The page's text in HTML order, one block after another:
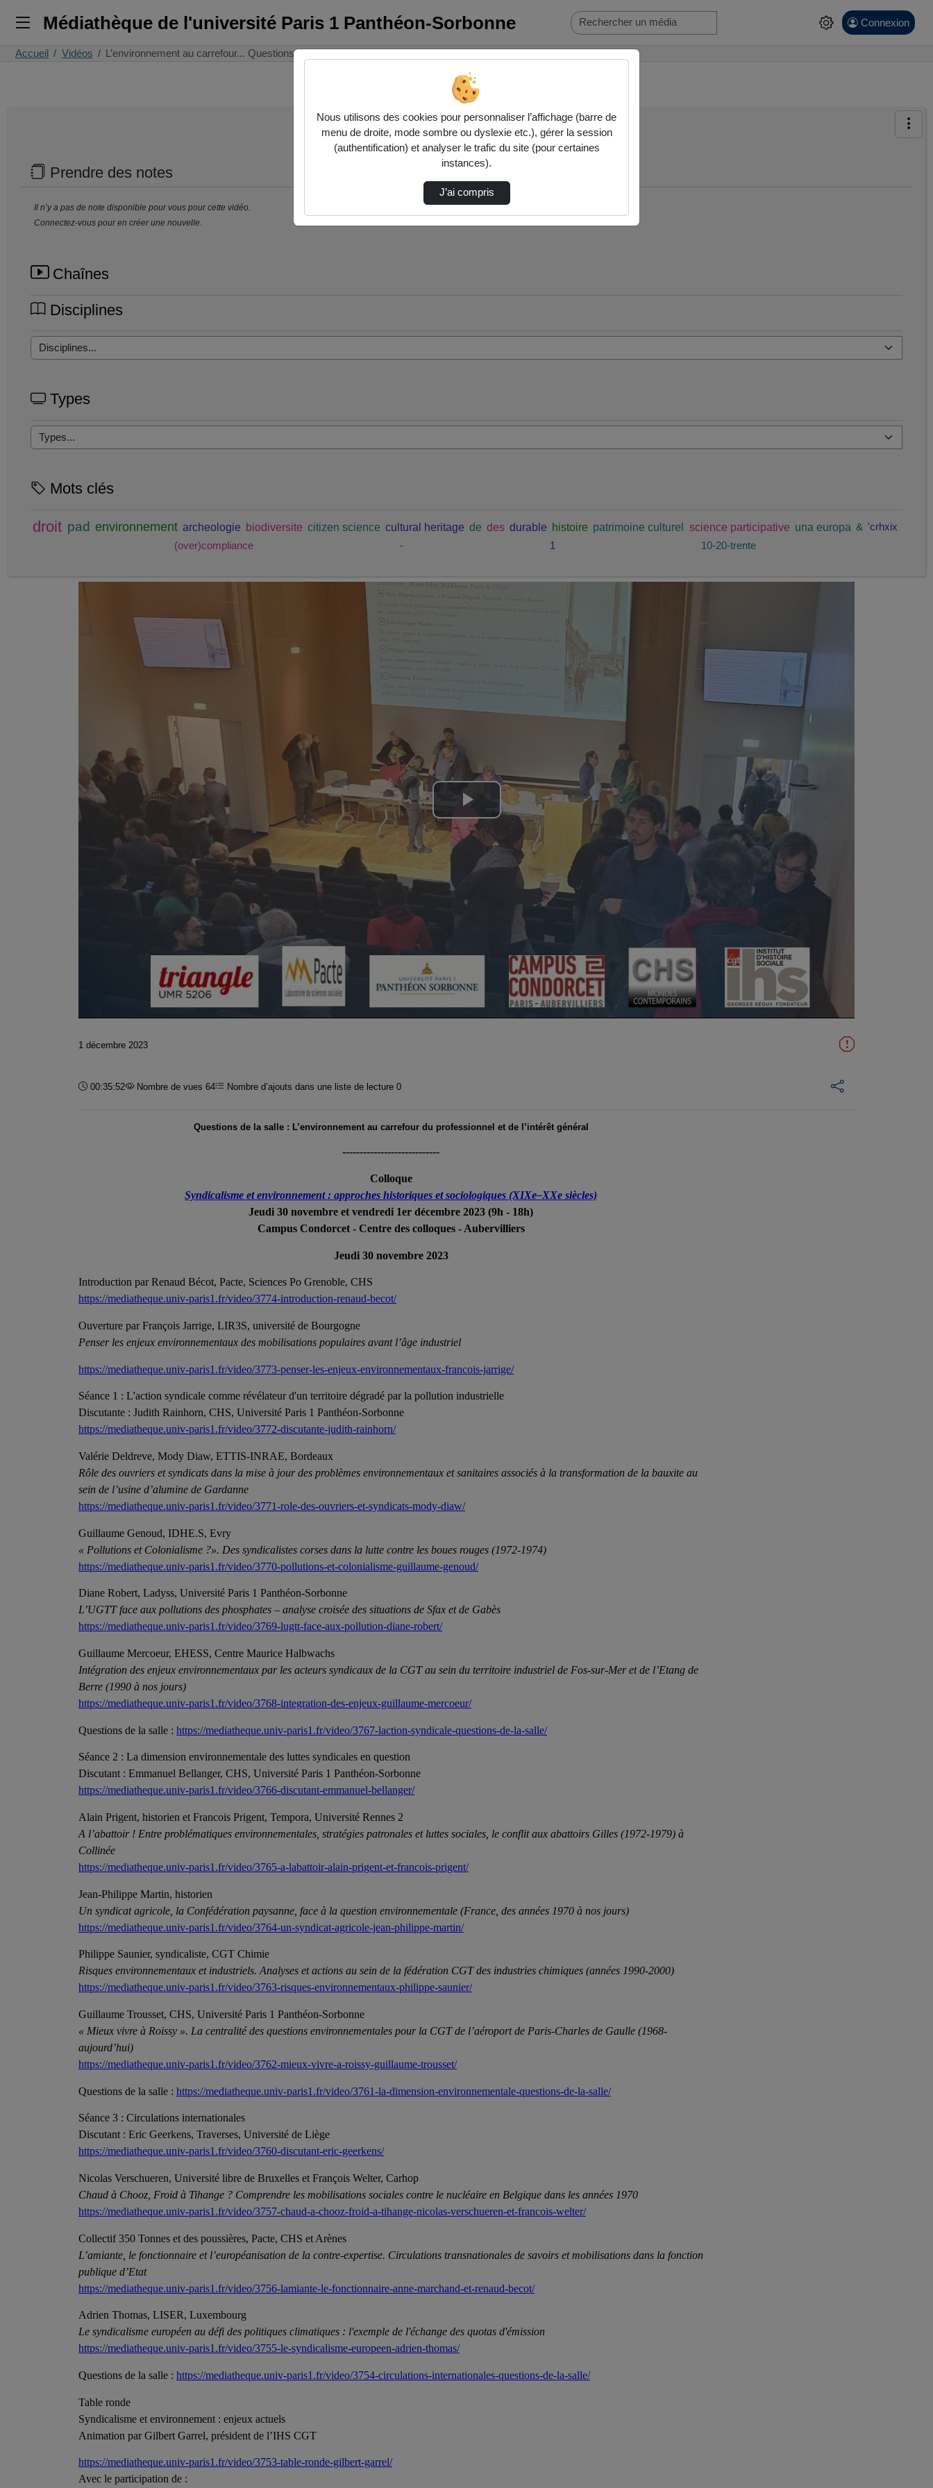
Médiathèque de l'université Paris 1 Panthéon-Sorbonne Connexion
Accueil Vidéos L’environnement au carrefour... Questions de…
Prendre des notes
Il n’y a pas de note disponible pour vous pour cette vidéo.
Connectez-vous pour en créer une nouvelle.
Chaînes
Disciplines
Types
Mots clés
droit pad environnement archeologie biodiversite citizen science cultural heritage de des durable histoire patrimoine culturel science participative una europa & 'crhxix
(over)compliance
- 1 10-20-trente
Lire
la
1 décembre 2023
Durée :
00:35:52 Nombre de vues 64 Nombre d’ajouts dans une liste de lecture 0
Questions de la salle : L’environnement au carrefour du professionnel et de l’intérêt général
----------------------------
Colloque
Syndicalisme et environnement : approches historiques et sociologiques (XIXe–XXe siècles)
Jeudi 30 novembre et vendredi 1er décembre 2023 (9h - 18h)
Campus Condorcet - Centre des colloques - Aubervilliers
Jeudi 30 novembre 2023
Introduction par Renaud Bécot, Pacte, Sciences Po Grenoble, CHS
https://mediatheque.univ-paris1.fr/video/3774-introduction-renaud-becot/
Ouverture par François Jarrige, LIR3S, université de Bourgogne
Penser les enjeux environnementaux des mobilisations populaires avant l’âge industriel
https://mediatheque.univ-paris1.fr/video/3773-penser-les-enjeux-environnementaux-francois-jarrige/
Séance 1 : L'action syndicale comme révélateur d'un territoire dégradé par la pollution industrielle
Discutante : Judith Rainhorn, CHS, Université Paris 1 Panthéon-Sorbonne
https://mediatheque.univ-paris1.fr/video/3772-discutante-judith-rainhorn/
Valérie Deldreve, Mody Diaw, ETTIS-INRAE, Bordeaux
Rôle des ouvriers et syndicats dans la mise à jour des problèmes environnementaux et sanitaires associés à la transformation de la bauxite au
sein de l’usine d’alumine de Gardanne
https://mediatheque.univ-paris1.fr/video/3771-role-des-ouvriers-et-syndicats-mody-diaw/
Guillaume Genoud, IDHE.S, Evry
« Pollutions et Colonialisme ?». Des syndicalistes corses dans la lutte contre les boues rouges (1972-1974)
https://mediatheque.univ-paris1.fr/video/3770-pollutions-et-colonialisme-guillaume-genoud/
Diane Robert, Ladyss, Université Paris 1 Panthéon-Sorbonne
L’UGTT face aux pollutions des phosphates – analyse croisée des situations de Sfax et de Gabès
https://mediatheque.univ-paris1.fr/video/3769-lugtt-face-aux-pollution-diane-robert/
Guillaume Mercoeur, EHESS, Centre Maurice Halbwachs
Intégration des enjeux environnementaux par les acteurs syndicaux de la CGT au sein du territoire industriel de Fos-sur-Mer et de l’Etang de
Berre (1990 à nos jours)
https://mediatheque.univ-paris1.fr/video/3768-integration-des-enjeux-guillaume-mercoeur/
Questions de la salle : https://mediatheque.univ-paris1.fr/video/3767-laction-syndicale-questions-de-la-salle/
Séance 2 : La dimension environnementale des luttes syndicales en question
Discutant : Emmanuel Bellanger, CHS, Université Paris 1 Panthéon-Sorbonne
https://mediatheque.univ-paris1.fr/video/3766-discutant-emmanuel-bellanger/
Alain Prigent, historien et Francois Prigent, Tempora, Université Rennes 2
A l’abattoir ! Entre problématiques environnementales, stratégies patronales et luttes sociales, le conflit aux abattoirs Gilles (1972-1979) à
Collinée
https://mediatheque.univ-paris1.fr/video/3765-a-labattoir-alain-prigent-et-francois-prigent/
Jean-Philippe Martin, historien
Un syndicat agricole, la Confédération paysanne, face à la question environnementale (France, des années 1970 à nos jours)
https://mediatheque.univ-paris1.fr/video/3764-un-syndicat-agricole-jean-philippe-martin/
Philippe Saunier, syndicaliste, CGT Chimie
Risques environnementaux et industriels. Analyses et actions au sein de la fédération CGT des industries chimiques (années 1990-2000)
https://mediatheque.univ-paris1.fr/video/3763-risques-environnementaux-philippe-saunier/
Guillaume Trousset, CHS, Université Paris 1 Panthéon-Sorbonne
« Mieux vivre à Roissy ». La centralité des questions environnementales pour la CGT de l’aéroport de Paris-Charles de Gaulle (1968-
aujourd’hui)
https://mediatheque.univ-paris1.fr/video/3762-mieux-vivre-a-roissy-guillaume-trousset/
Questions de la salle : https://mediatheque.univ-paris1.fr/video/3761-la-dimension-environnementale-questions-de-la-salle/
Séance 3 : Circulations internationales
Discutant : Eric Geerkens, Traverses, Université de Liège
https://mediatheque.univ-paris1.fr/video/3760-discutant-eric-geerkens/
Nicolas Verschueren, Université libre de Bruxelles et François Welter, Carhop
Chaud à Chooz, Froid à Tihange ? Comprendre les mobilisations sociales contre le nucléaire en Belgique dans les années 1970
https://mediatheque.univ-paris1.fr/video/3757-chaud-a-chooz-froid-a-tihange-nicolas-verschueren-et-francois-welter/
Collectif 350 Tonnes et des poussières, Pacte, CHS et Arènes
L’amiante, le fonctionnaire et l’européanisation de la contre-expertise. Circulations transnationales de savoirs et mobilisations dans la fonction
publique d’Etat
https://mediatheque.univ-paris1.fr/video/3756-lamiante-le-fonctionnaire-anne-marchand-et-renaud-becot/
Adrien Thomas, LISER, Luxembourg
Le syndicalisme européen au défi des politiques climatiques : l'exemple de l'échange des quotas d'émission
https://mediatheque.univ-paris1.fr/video/3755-le-syndicalisme-europeen-adrien-thomas/
Questions de la salle : https://mediatheque.univ-paris1.fr/video/3754-circulations-internationales-questions-de-la-salle/
Table ronde
Syndicalisme et environnement : enjeux actuels
Animation par Gilbert Garrel, président de l’IHS CGT
https://mediatheque.univ-paris1.fr/video/3753-table-ronde-gilbert-garrel/
Avec le participation de :
Nous utilisons des cookies pour personnaliser l’affichage (barre de
menu de droite, mode sombre ou dyslexie etc.), gérer la session
(authentification) et analyser le trafic du site (pour certaines
instances).
J’ai compris